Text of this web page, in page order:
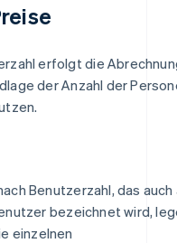
erfolgt die
der Anzahl der
Benutzerzahl, das auch
bezeichnet wird,
einzelnen